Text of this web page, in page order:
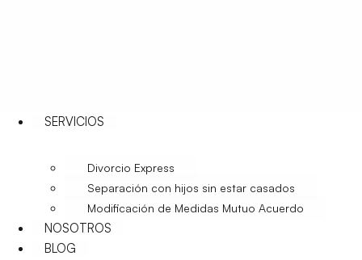
SERVICIOS
Divorcio Express
Separación con hijos sin estar casados
Modificación de Medidas Mutuo Acuerdo
NOSOTROS
BLOG